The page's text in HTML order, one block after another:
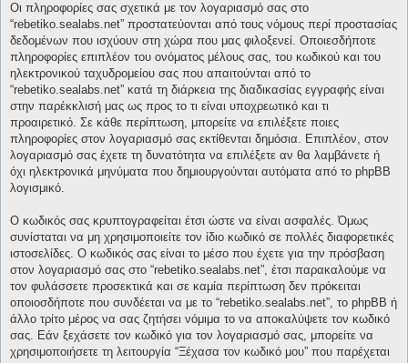
Οι πληροφορίες σας σχετικά με τον λογαριασμό σας στο
“rebetiko.sealabs.net” προστατεύονται από τους νόμους περί προστασίας
δεδομένων που ισχύουν στη χώρα που μας φιλοξενεί. Οποιεσδήποτε
πληροφορίες επιπλέον του ονόματος μέλους σας, του κωδικού και του
ηλεκτρονικού ταχυδρομείου σας που απαιτούνται από το
“rebetiko.sealabs.net” κατά τη διάρκεια της διαδικασίας εγγραφής είναι
στην παρέκκλισή μας ως προς το τι είναι υποχρεωτικό και τι
προαιρετικό. Σε κάθε περίπτωση, μπορείτε να επιλέξετε ποιες
πληροφορίες στον λογαριασμό σας εκτίθενται δημόσια. Επιπλέον, στον
λογαριασμό σας έχετε τη δυνατότητα να επιλέξετε αν θα λαμβάνετε ή
όχι ηλεκτρονικά μηνύματα που δημιουργούνται αυτόματα από το phpBB
λογισμικό.
Ο κωδικός σας κρυπτογραφείται έτσι ώστε να είναι ασφαλές. Όμως
συνίσταται να μη χρησιμοποιείτε τον ίδιο κωδικό σε πολλές διαφορετικές
ιστοσελίδες. Ο κωδικός σας είναι το μέσο που έχετε για την πρόσβαση
στον λογαριασμό σας στο “rebetiko.sealabs.net”, έτσι παρακαλούμε να
τον φυλάσσετε προσεκτικά και σε καμία περίπτωση δεν πρόκειται
οποιοσδήποτε που συνδέεται να με το “rebetiko.sealabs.net”, το phpBB ή
άλλο τρίτο μέρος να σας ζητήσει νόμιμα το να αποκαλύψετε τον κωδικό
σας. Εάν ξεχάσετε τον κωδικό για τον λογαριασμό σας, μπορείτε να
χρησιμοποιήσετε τη λειτουργία “Ξέχασα τον κωδικό μου” που παρέχεται